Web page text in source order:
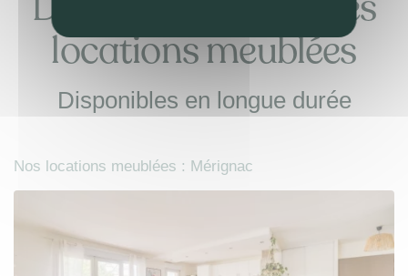
locations meublées
Disponibles en longue durée
Nos locations meublées : Mérignac